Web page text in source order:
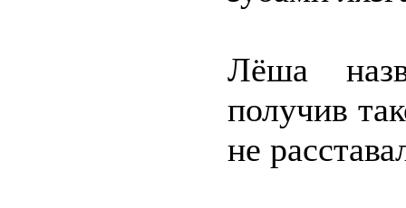
Лёша
получив
не